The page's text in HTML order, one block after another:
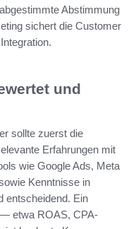
Abstimmung
sichert die Customer
und
sollte zuerst die
Erfahrungen mit
wie Google Ads, Meta
Kenntnisse in
entscheidend. Ein
etwa ROAS, CPA-